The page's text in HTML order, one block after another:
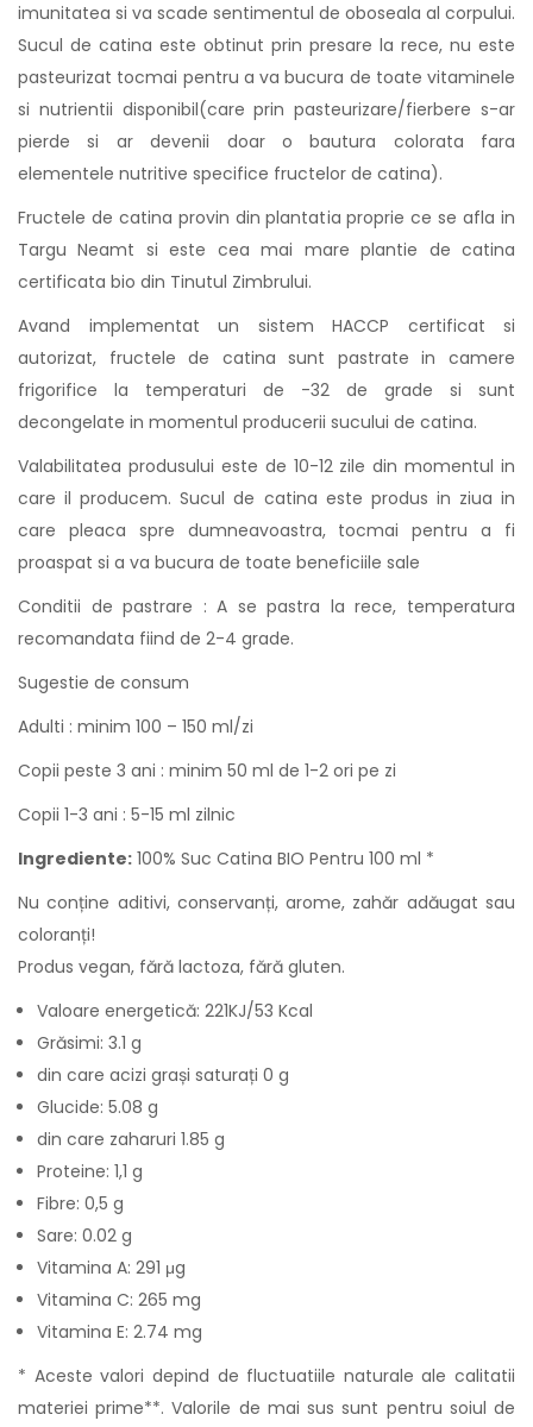
imunitatea si va scade sentimentul de oboseala al corpului.
Sucul de catina este obtinut prin presare la rece, nu este
pasteurizat tocmai pentru a va bucura de toate vitaminele
si nutrientii disponibil(care prin pasteurizare/fierbere s-ar
pierde si ar devenii doar o bautura colorata fara
elementele nutritive specifice fructelor de catina).
Fructele de catina provin din plantatia proprie ce se afla in
Targu Neamt si este cea mai mare plantie de catina
certificata bio din Tinutul Zimbrului.
Avand implementat un sistem HACCP certificat si
autorizat, fructele de catina sunt pastrate in camere
frigorifice la temperaturi de -32 de grade si sunt
decongelate in momentul producerii sucului de catina.
Valabilitatea produsului este de 10-12 zile din momentul in
care il producem. Sucul de catina este produs in ziua in
care pleaca spre dumneavoastra, tocmai pentru a fi
proaspat si a va bucura de toate beneficiile sale
Conditii de pastrare : A se pastra la rece, temperatura
recomandata fiind de 2-4 grade.
Sugestie de consum
Adulti : minim 100 – 150 ml/zi
Copii peste 3 ani : minim 50 ml de 1-2 ori pe zi
Copii 1-3 ani : 5-15 ml zilnic
Ingrediente: 100% Suc Catina BIO Pentru 100 ml *
Nu conține aditivi, conservanți, arome, zahăr adăugat sau
coloranți!
Produs vegan, fără lactoza, fără gluten.
Valoare energetică: 221KJ/53 Kcal
Grăsimi: 3.1 g
din care acizi grași saturați 0 g
Glucide: 5.08 g
din care zaharuri 1.85 g
Proteine: 1,1 g
Fibre: 0,5 g
Sare: 0.02 g
Vitamina A: 291 μg
Vitamina C: 265 mg
Vitamina E: 2.74 mg
* Aceste valori depind de fluctuatiile naturale ale calitatii
materiei prime**. Valorile de mai sus sunt pentru soiul de